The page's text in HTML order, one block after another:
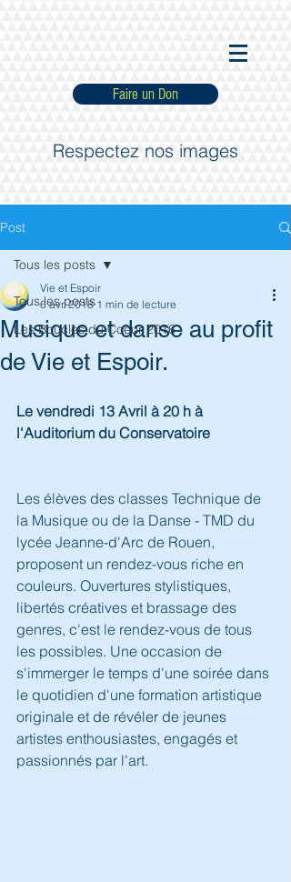
Faire un Don
Respectez nos images
Post
Tous les posts
Les Boucles du Coeur 2016
Tous les posts
Musique et danse au profit
de Vie et Espoir.
Vie et Espoir
6 avr. 2018 1 min de lecture
Le vendredi 13 Avril à 20 h à
l'Auditorium du Conservatoire
Les élèves des classes Technique de
la Musique ou de la Danse - TMD du
lycée Jeanne-d'Arc de Rouen,
proposent un rendez-vous riche en
couleurs. Ouvertures stylistiques,
libertés créatives et brassage des
genres, c'est le rendez-vous de tous
les possibles. Une occasion de
s'immerger le temps d'une soirée dans
le quotidien d'une formation artistique
originale et de révéler de jeunes
artistes enthousiastes, engagés et
passionnés par l'art.